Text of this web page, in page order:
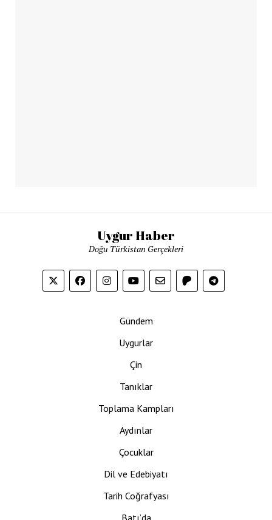
Uygur Haber
Doğu Türkistan Gerçekleri
Gündem
Uygurlar
Çin
Tanıklar
Toplama Kampları
Aydınlar
Çocuklar
Dil ve Edebiyatı
Tarih Coğrafyası
Batı’da